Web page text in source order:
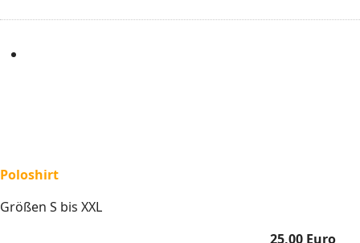
Poloshirt
Größen S bis XXL
25,00 Euro